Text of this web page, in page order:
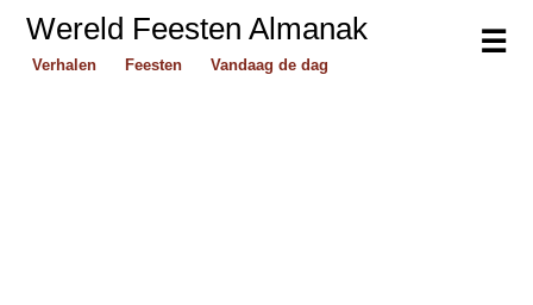
☰
Wereld Feesten Almanak
Verhalen Feesten Vandaag de dag